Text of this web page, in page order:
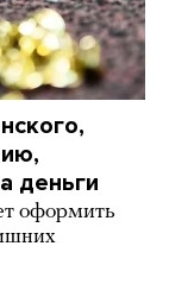
деньги
оформить